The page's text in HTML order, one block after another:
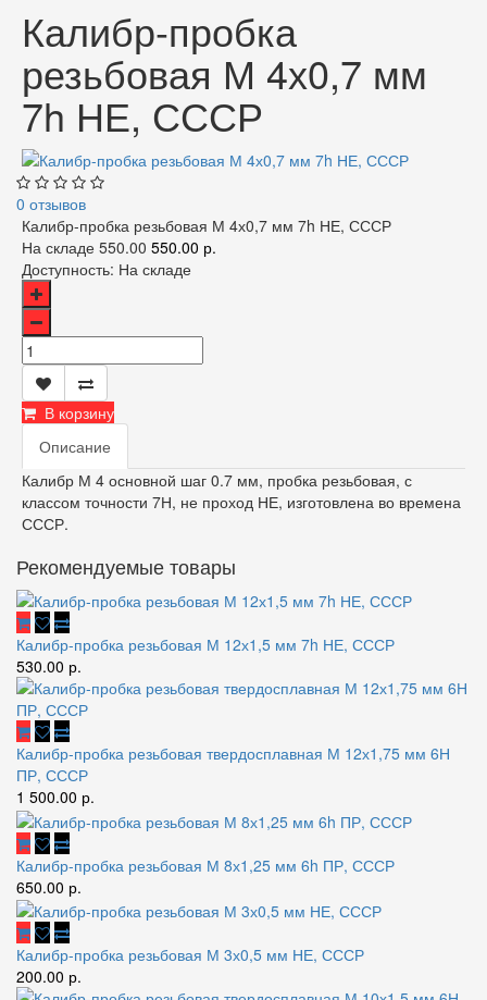
Калибр-пробка
резьбовая М 4х0,7 мм
7h НЕ, СССР
0 отзывов
Калибр-пробка резьбовая М 4х0,7 мм 7h НЕ, СССР
На складе 550.00 550.00 р.
Доступность: На складе
В корзину
Описание
Калибр М 4 основной шаг 0.7 мм, пробка резьбовая, с
классом точности 7Н, не проход НЕ, изготовлена во времена
СССР.
Рекомендуемые товары
Калибр-пробка резьбовая М 12х1,5 мм 7h НЕ, СССР
530.00 р.
Калибр-пробка резьбовая твердосплавная М 12х1,75 мм 6Н
ПР, СССР
1 500.00 р.
Калибр-пробка резьбовая М 8х1,25 мм 6h ПР, СССР
650.00 р.
Калибр-пробка резьбовая М 3х0,5 мм НЕ, СССР
200.00 р.